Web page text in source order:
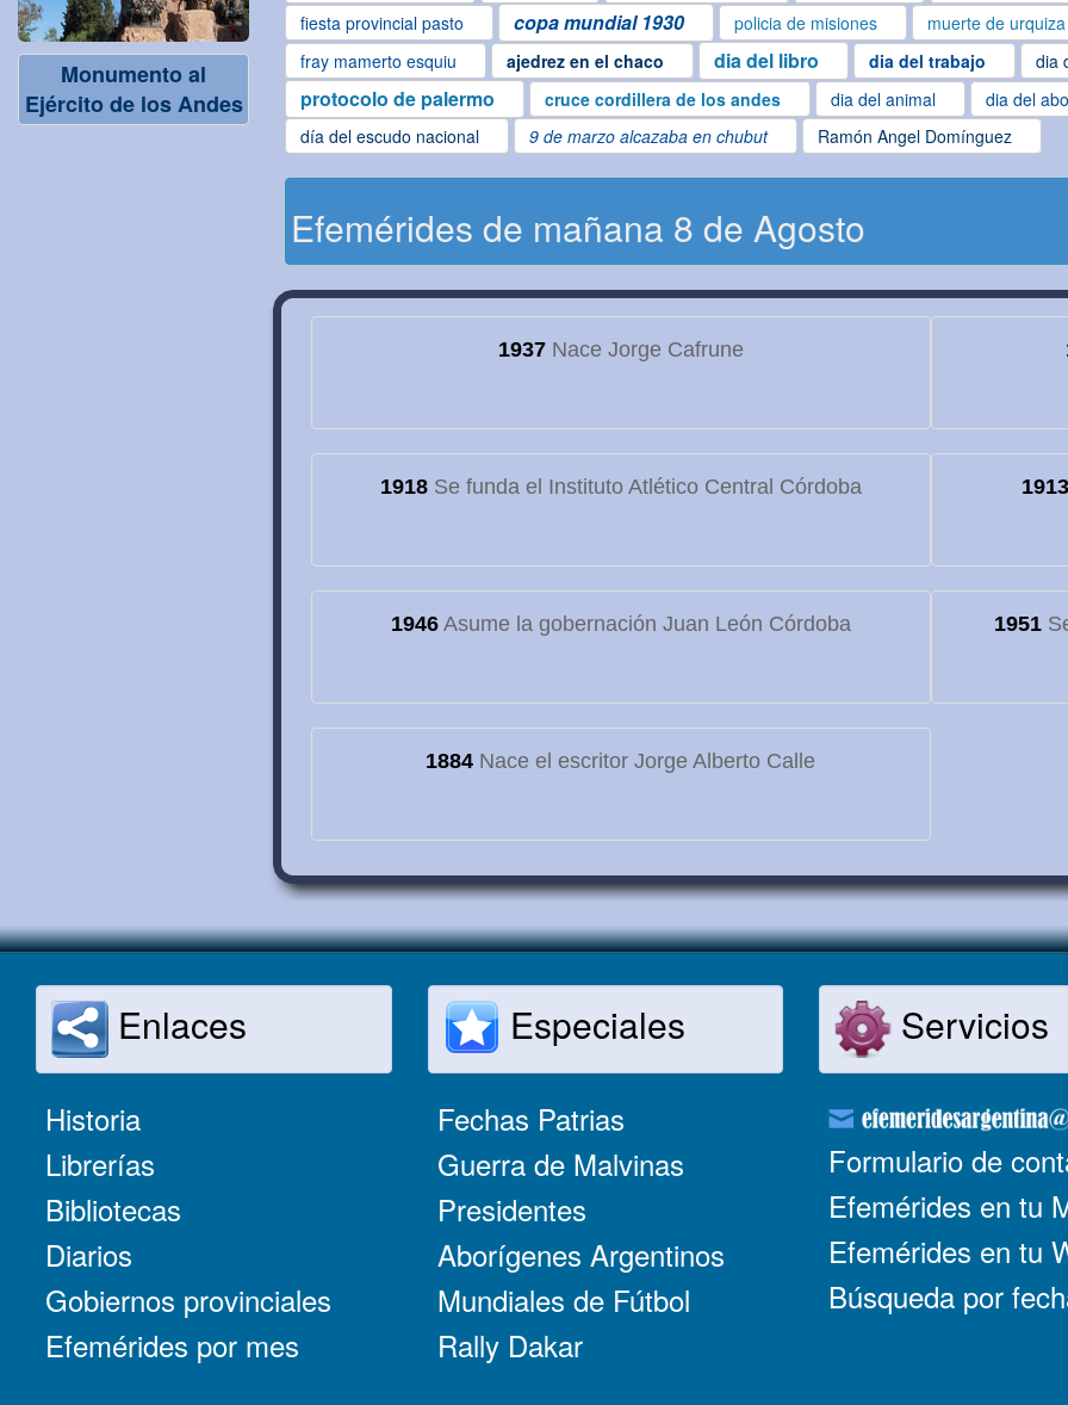
Monumento al
Ejército de los Andes
fiesta provincial pasto
copa mundial 1930 policia de misiones muerte de urquiza
fray mamerto esquiu
ajedrez en el chaco dia del libro dia del trabajo dia
protocolo de palermo cruce cordillera de los andes dia del animal dia del
día del escudo nacional
9 de marzo alcazaba en chubut Ramón Angel Domínguez
Efemérides de mañana 8 de Agosto
1937Nace Jorge Cafrune
1918Se funda el Instituto Atlético Central Córdoba 1913
1946Asume la gobernación Juan León Córdoba 1951
1884 Nace el escritor Jorge Alberto Calle
Enlaces
Historia
Librerías
Bibliotecas
Diarios
Gobiernos provinciales
Efemérides por mes
Especiales
Fechas Patrias
Guerra de Malvinas
Presidentes
Aborígenes Argentinos
Mundiales de Fútbol
Rally Dakar
Servicios
Formulario de
Efemérides en tu
Efemérides en tu
Búsqueda por